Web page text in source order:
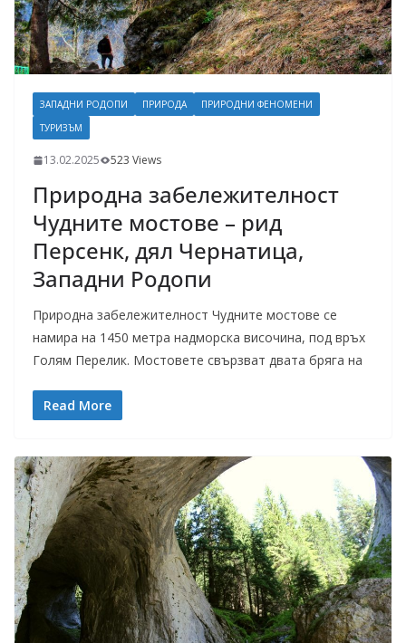
ЗАПАДНИ РОДОПИ ПРИРОДА
ПРИРОДНИ ФЕНОМЕНИ
ТУРИЗЪМ
13.02.2025 523 Views
Природна забележителност
Чудните мостове – рид
Персенк, дял Чернатица,
Западни Родопи
Природна забележителност Чудните мостове се
намира на 1450 метра надморска височина, под връх
Голям Перелик. Мостовете свързват двата бряга на
Read More